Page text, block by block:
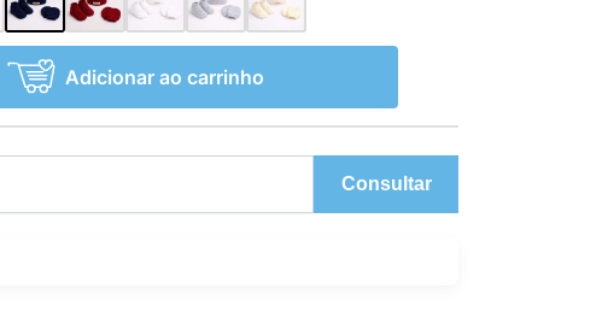
Adicionar ao carrinho
Consultar